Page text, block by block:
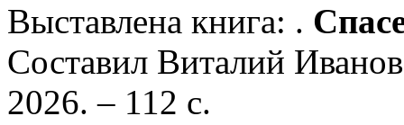
Выставлена книга: .
Составил Виталий
2026. – 112 с.